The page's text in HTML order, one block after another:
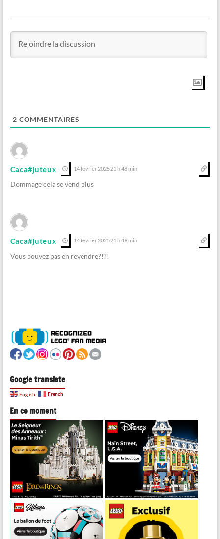
2 COMMENTAIRES
Caca#juteux 14 février 2025 21 h 48 min
Dommage cela se vend plus
Caca#juteux 14 février 2025 21 h 49 min
Vous pouvez pas en revendre?!?!
Google translate
English French
En ce moment